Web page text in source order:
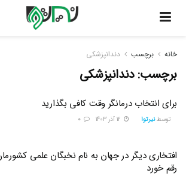
خانه برچسب دندانپزشکی
برچسب:دندانپزشکی
برای انتخاب درمانگر وقت کافی بگذارید
توسط نیرتوا
افتخاری دیگر در جهان به نام نخبگان علمی
رقم خورد